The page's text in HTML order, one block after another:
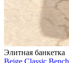
Элитная банкетка
Beige Classic Bench